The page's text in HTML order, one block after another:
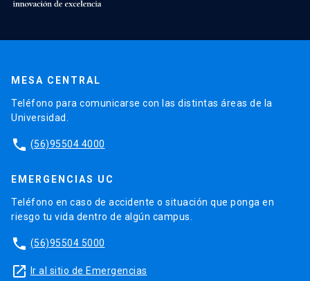
MESA CENTRAL
Teléfono para comunicarse con las distintas áreas de la
Universidad.
phone (56)95504 4000
EMERGENCIAS UC
Teléfono en caso de accidente o situación que ponga en
riesgo tu vida dentro de algún campus.
phone (56)95504 5000
launch Ir al sitio de Emergencias